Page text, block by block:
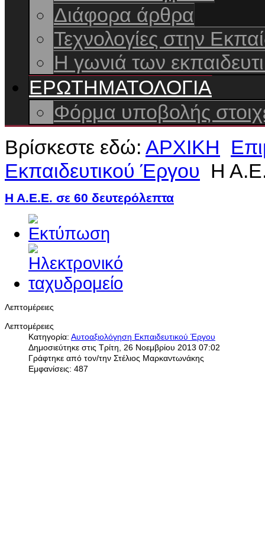
Διάφορα άρθρα
Τεχνολογίες στην
Η γωνιά των
ΕΡΩΤΗΜΑΤΟΛΟΓΙΑ
Φόρμα υποβολής
Βρίσκεστε εδώ: ΑΡΧΙΚΗ
Εκπαιδευτικού Έργου Η
Η Α.Ε.Ε. σε 60 δευτερόλεπτα
Λεπτομέρειες
Λεπτομέρειες
Κατηγορία: Αυτοαξιολόγηση Εκπαιδευτικού Έργου
Δημοσιεύτηκε στις Τρίτη, 26 Νοεμβρίου 2013 07:02
Γράφτηκε από τον/την Στέλιος Μαρκαντωνάκης
Εμφανίσεις: 487